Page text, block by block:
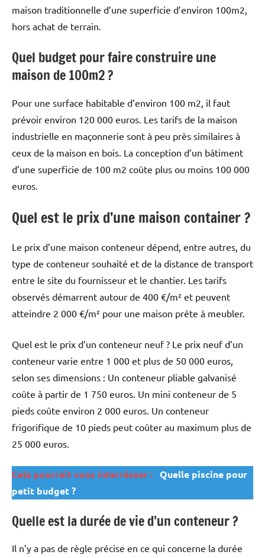
maison traditionnelle d’une superficie d’environ 100m2,
hors achat de terrain.
Quel budget pour faire construire une
maison de 100m2 ?
Pour une surface habitable d’environ 100 m2, il faut
prévoir environ 120 000 euros. Les tarifs de la maison
industrielle en maçonnerie sont à peu près similaires à
ceux de la maison en bois. La conception d’un bâtiment
d’une superficie de 100 m2 coûte plus ou moins 100 000
euros.
Quel est le prix d’une maison container ?
Le prix d’une maison conteneur dépend, entre autres, du
type de conteneur souhaité et de la distance de transport
entre le site du fournisseur et le chantier. Les tarifs
observés démarrent autour de 400 €/m² et peuvent
atteindre 2 000 €/m² pour une maison prête à meubler.
Quel est le prix d’un conteneur neuf ? Le prix neuf d’un
conteneur varie entre 1 000 et plus de 50 000 euros,
selon ses dimensions : Un conteneur pliable galvanisé
coûte à partir de 1 750 euros. Un mini conteneur de 5
pieds coûte environ 2 000 euros. Un conteneur
frigorifique de 10 pieds peut coûter au maximum plus de
25 000 euros.
Cela pourrait vous interrésser : Quelle piscine pour
petit budget ?
Quelle est la durée de vie d’un conteneur ?
Il n’y a pas de règle précise en ce qui concerne la durée